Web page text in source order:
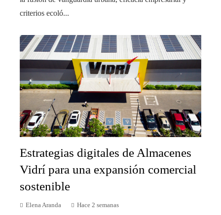
criterios ecoló...
Estrategias digitales de Almacenes
Vidrí para una expansión comercial
sostenible
Elena Aranda Hace 2 semanas